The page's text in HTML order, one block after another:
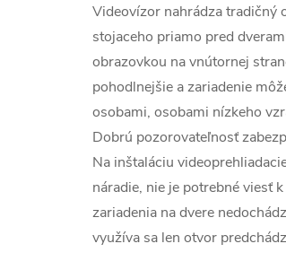
Videovízor nahrádza tradičný
stojaceho priamo pred
obrazovkou na vnútornej
pohodlnejšie a zariadenie
osobami, osobami nízkeho
Dobrú pozorovateľnosť
Na inštaláciu
náradie, nie je potrebné viesť
zariadenia na dvere
využíva sa len otvor